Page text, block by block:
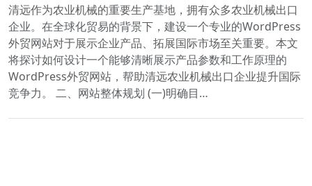
清远作为农业机械的重要生产基地，拥有众多农业机械出口
企业。在全球化贸易的背景下，建设一个专业的WordPress
外贸网站对于展示企业产品、拓展国际市场至关重要。本文
将探讨如何设计一个能够清晰展示产品参数和工作原理的
WordPress外贸网站，帮助清远农业机械出口企业提升国际
竞争力。 二、网站整体规划 (一)明确目…